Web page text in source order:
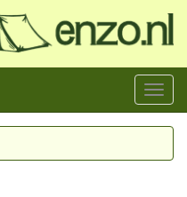
Menu